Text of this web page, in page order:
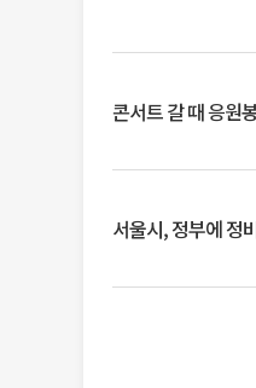
콘서트 갈 때 응원
서울시, 정부에 정